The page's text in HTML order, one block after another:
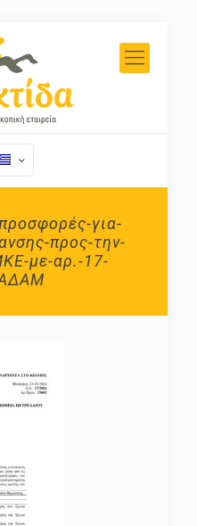
για-
προς-την-
με-αρ.-17-